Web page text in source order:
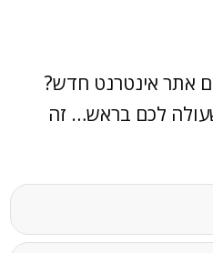
אתר אינטרנט חדש?
לכם בראש… זה